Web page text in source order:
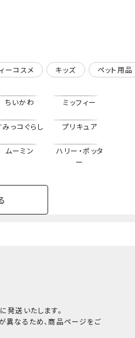
ーコスメ キッズ ペット用品
ちいかわ ミッフィー
みっコぐらし プリキュア
ムーミン
ハリー・ポッタ
ー
る
送いたします。
異なるため、商品ページをご